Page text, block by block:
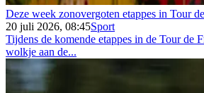
Deze week zonovergoten etappes in Tour
20 juli 2026, 08:45Sport
Tijdens de komende etappes in de Tour de
wolkje aan de...